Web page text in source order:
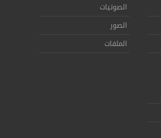
الصوتيات
الصور
الملفات